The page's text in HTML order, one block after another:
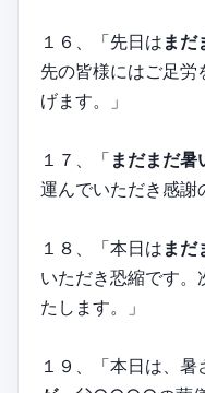
１６、「先日は まだ
先の皆様にはご足
げます。」
１７、「 まだまだ暑
運んでいただき感謝
１８、「本日は まだ
いただき恐縮です。
たします。」
１９、「本日は、暑